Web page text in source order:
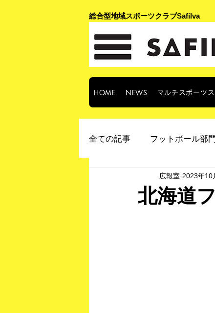
​総合型地域スポーツクラブSafilva
HOME NEWS マルチスポーツ
全ての記事 フットボール部
北海道
広報室 2023年10